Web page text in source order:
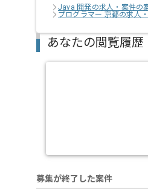
Java 開発の求人・案件の
プログラマー 京都の求人
あなたの閲覧履歴
募集が終了した案件